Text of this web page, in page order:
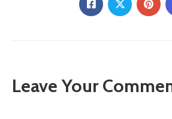
Leave Your